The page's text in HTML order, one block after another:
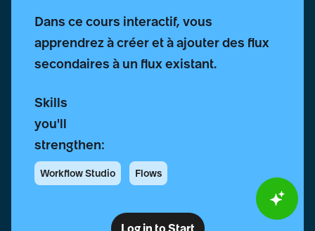
Dans ce cours interactif, vous
apprendrez à créer et à ajouter des flux
secondaires à un flux existant.
Skills
you'll
strengthen:
Workflow Studio Flows